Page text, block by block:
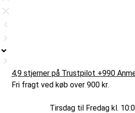
4,9 stjerner på Trustpilot +990
Fri fragt ved køb over 900 kr.
Tirsdag til Fredag kl.